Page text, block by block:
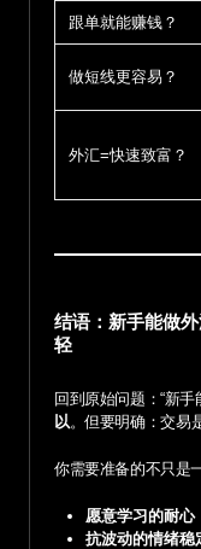
跟单就能赚钱？
做短线更容易？
外汇=快速致富？
结语：新手能做
轻
回到原始问题：“新
以 。但要明确：交易
你需要准备的不只是
愿意学习的耐心
抗波动的情绪稳